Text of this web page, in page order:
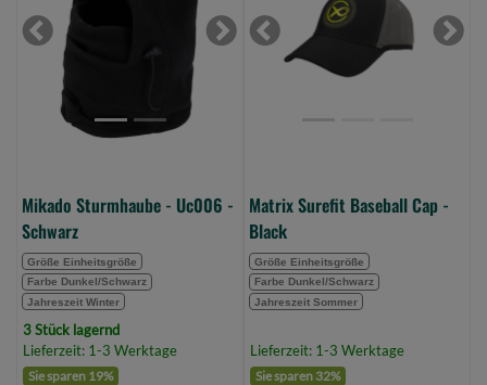
Uc006
-
Schwarz
Previous Next
Mikado Sturmhaube - Uc006 -
Schwarz
Größe Einheitsgröße
Farbe Dunkel/Schwarz
Jahreszeit Winter
3 Stück lagernd
Lieferzeit: 1-3 Werktage
Sie sparen 19%
Cap
-
Black
Previous Next
Matrix Surefit Baseball Cap -
Black
Größe Einheitsgröße
Farbe Dunkel/Schwarz
Jahreszeit Sommer
Lieferzeit: 1-3 Werktage
Sie sparen 32%